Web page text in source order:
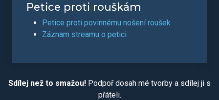
Petice proti rouškám
Petice proti povinnému nošení roušek
Záznam streamu o petici
Sdílej než to smažou! Podpoř dosah mé tvorby a sdílej ji s
přáteli.